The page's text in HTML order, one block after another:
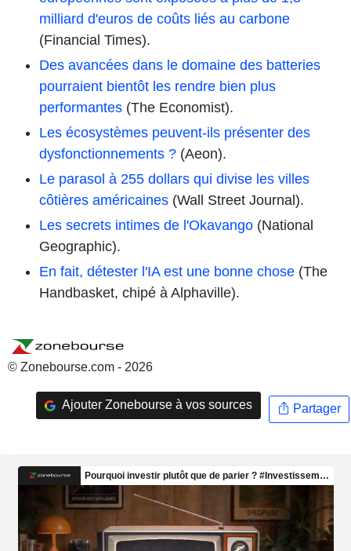
milliard d'euros de coûts liés au carbone
(Financial Times).
Des avancées dans le domaine des batteries
pourraient bientôt les rendre bien plus
performantes (The Economist).
Les écosystèmes peuvent-ils présenter des
dysfonctionnements ? (Aeon).
Le parasol à 255 dollars qui divise les villes
côtières américaines (Wall Street Journal).
Les secrets intimes de l'Okavango (National
Geographic).
En fait, détester l'IA est une bonne chose (The
Handbasket, chipé à Alphaville).
© Zonebourse.com - 2026
Ajouter Zonebourse à vos sources Partager